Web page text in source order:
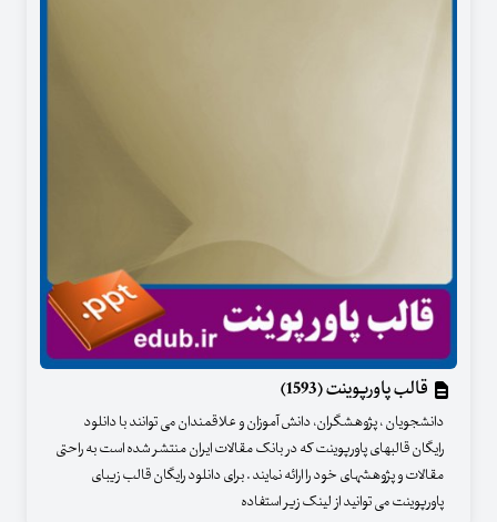
قالب پاورپوینت (1593)
دانشجویان ، پژوهشگران، دانش آموزان و علاقمندان می توانند با دانلود
رایگان قالبهای پاورپوینت که در بانک مقالات ایران منتشر شده است به راحتی
مقالات و پژوهشهای خود را ارائه نمایند . برای دانلود رایگان قالب زیبای
پاورپوینت می توانید از لینک زیر استفاده